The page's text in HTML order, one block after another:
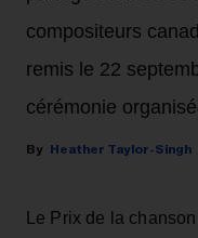
compositeurs
remis le 22
cérémonie
Heather Taylor-Singh
Le Prix de la